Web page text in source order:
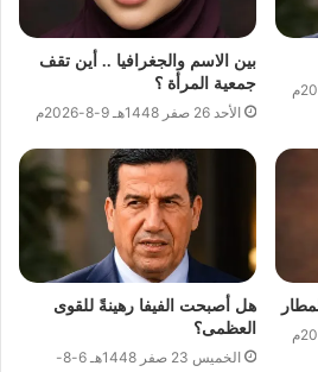
بين الاسم والجغرافيا .. أين تقف
جمعية المرأة ؟
الأحد 26 صفر 1448هـ 9-8-2026م
هل أصبحت الفيفا رهينةً للقوى
العظمى؟
الخميس 23 صفر 1448هـ 6-8-